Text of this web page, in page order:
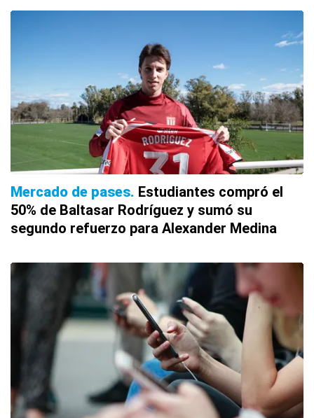
Mercado de pases Estudiantes compró el
50% de Baltasar Rodríguez y sumó su
segundo refuerzo para Alexander Medina